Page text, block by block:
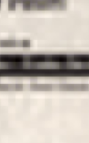
é maravilhoso,
cumprida.
calças boas.